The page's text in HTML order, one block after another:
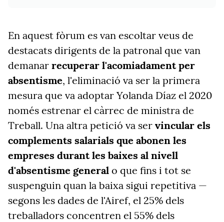
En aquest fòrum es van escoltar veus de
destacats dirigents de la patronal que van
demanar recuperar l'acomiadament per
absentisme, l'eliminació va ser la primera
mesura que va adoptar Yolanda Díaz el 2020
només estrenar el càrrec de ministra de
Treball. Una altra petició va ser vincular els
complements salarials que abonen les
empreses durant les baixes al nivell
d'absentisme general o que fins i tot se
suspenguin quan la baixa sigui repetitiva —
segons les dades de l'Airef, el 25% dels
treballadors concentren el 55% dels